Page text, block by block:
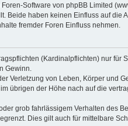
Foren-Software von phpBB Limited
Beide haben keinen Einfluss auf die
fremder Foren Einfluss nehmen.
(Kardinalpflichten) nur für
Gewinn.
Verletzung von Leben, Körper und
übrigen der Höhe nach auf die
grob fahrlässigem Verhalten des
Dies gilt auch für mittelbare